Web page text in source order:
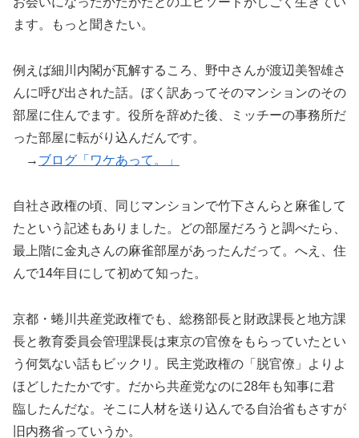
ます。もっと聞きたい。
例えば細川内閣が瓦解するころ、野中さんが渡辺美智雄さ
んに呼び出された話。ぼく訳あってそのマンションのその
部屋に住んでます。役所を辞めた後、ミッチーの事務所だ
った部屋に転がり込んだんです。
→ ブログ「ワケあって。」
自社さ政権の頃、同じマンションで竹下さんらと麻雀して
たという記述もありました。どの部屋だろうと調べたら、
最上階に金丸さんの麻雀部屋があったんだって。へえ、住
んで14年目にして初めて知った。
京都・蜷川共産党政権でも、総務部長と財政課長と地方課
長と教育委員会管理課長は東京の官僚をもらっていたとい
う何気ない話もビックリ。民主党政権の「脱官僚」よりよ
ほどしたたかです。だから共産党なのに28年も知事に君
臨したんだな。そこに人材を送り込んでる自治省もさすが
旧内務省っていうか。